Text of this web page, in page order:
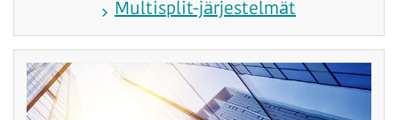
Multisplit-järjestelmät